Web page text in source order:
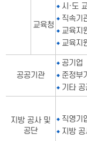
교육청
시·도
직속기
교육지
교육지
공공기관
공기업
준정부
기타
지방 공사 및
공단
직영기
지방 공